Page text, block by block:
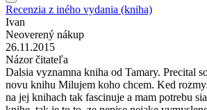
Recenzia z iného vydania (kniha)
Ivan
Neoverený nákup
26.11.2015
Názor čitateľa
Dalsia vyznamna kniha od Tamary. Precital
novu knihu Milujem koho chcem. Ked
na jej knihach tak fascinuje a mam potrebu